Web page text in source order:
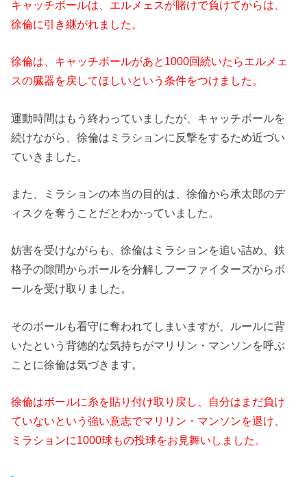
キャッチボールは、エルメェスが賭けで負けてからは、
徐倫に引き継がれました。
徐倫は、キャッチボールがあと1000回続いたらエルメェ
スの臓器を戻してほしいという条件をつけました。
運動時間はもう終わっていましたが、キャッチボールを
続けながら、徐倫はミラションに反撃をするため近づい
ていきました。
また、ミラションの本当の目的は、徐倫から承太郎のデ
ィスクを奪うことだとわかっていました。
妨害を受けながらも、徐倫はミラションを追い詰め、鉄
格子の隙間からボールを分解しフーファイターズからボ
ールを受け取りました。
そのボールも看守に奪われてしまいますが、ルールに背
いたという背徳的な気持ちがマリリン・マンソンを呼ぶ
ことに徐倫は気づきます。
徐倫はボールに糸を貼り付け取り戻し、自分はまだ負け
ていないという強い意志でマリリン・マンソンを退け、
ミラションに1000球もの投球をお見舞いしました。